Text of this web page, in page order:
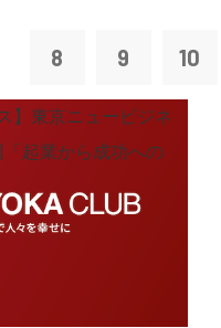
8 9 10